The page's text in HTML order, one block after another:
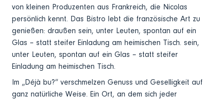
von kleinen Produzenten aus Frankreich, die Nicolas
persönlich kennt. Das Bistro lebt die französische Art zu
genießen: draußen sein, unter Leuten, spontan auf ein
Glas – statt steifer Einladung am heimischen Tisch. sein,
unter Leuten, spontan auf ein Glas – statt steifer
Einladung am heimischen Tisch.
Im „Déjà bu?“ verschmelzen Genuss und Geselligkeit auf
ganz natürliche Weise. Ein Ort, an dem sich jeder